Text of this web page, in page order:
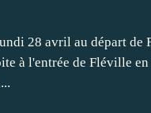
28 avril au départ de
à l'entrée de Fléville